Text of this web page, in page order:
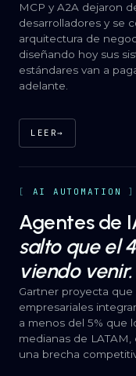
MCP y A2A dejaron
desarrolladores y se
arquitectura de
diseñando hoy sus
estándares van a
adelante.
LEER→
AI AUTOMATION
Agentes de
salto que el
viendo venir.
Gartner proyecta
empresariales
a menos del 5% que
medianas de
una brecha